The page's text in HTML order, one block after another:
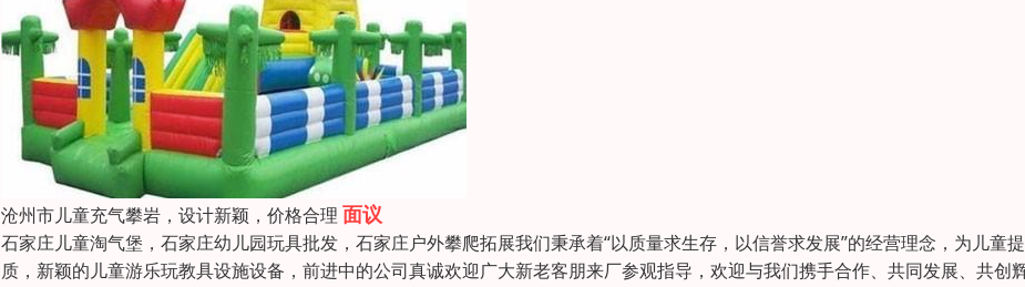
沧州市儿童充气攀岩，设计新颖，价格合理 面议
石家庄儿童淘气堡，石家庄幼儿园玩具批发，石家庄户外攀爬拓展我们秉承着“以质量求生存，以信誉求发展”的经营理念，为儿童
质，新颖的儿童游乐玩教具设施设备，前进中的公司真诚欢迎广大新老客朋来厂参观指导，欢迎与我们携手合作、共同发展、共创